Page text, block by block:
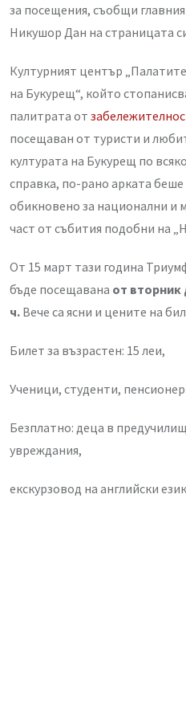
Email
за посещения, съобщи
Никушор Дан на страницата
Културният център
на Букурещ“, който
палитрата от
посещаван от туристи и
културата на Букурещ по
справка, по-рано арката беше
обикновено за национални и
част от събития подобни на
От 15 март тази година
бъде посещавана от вторник
ч. Вече са ясни и цените на
Билет за възрастен: 15 леи,
Ученици, студенти,
Безплатно: деца в
увреждания,
екскурзовод на английски